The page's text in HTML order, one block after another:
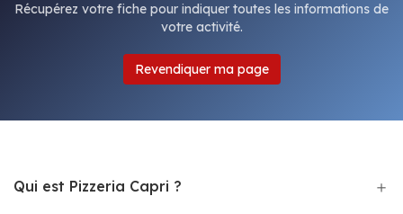
Récupérez votre fiche pour indiquer toutes les informations de
votre activité.
Revendiquer ma page
Qui est Pizzeria Capri ?